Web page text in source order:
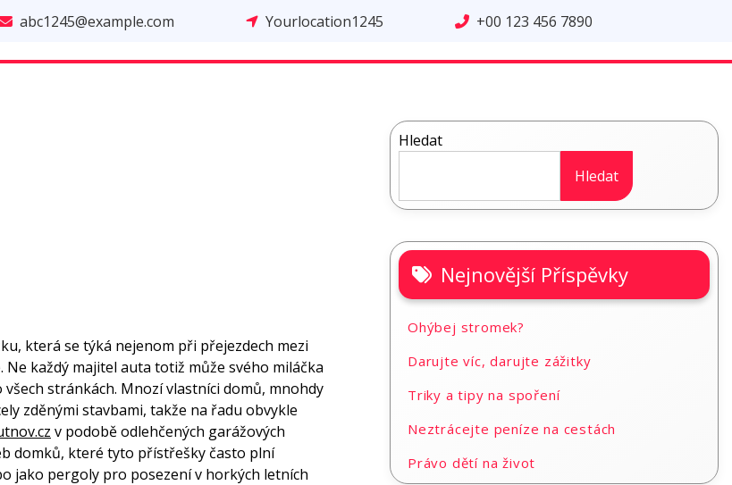
abc1245@example.com Yourlocation1245 +00 123 456 7890
která se týká nejenom při přejezdech mezi
každý majitel auta totiž může svého miláčka
stránkách. Mnozí vlastníci domů, mnohdy
zděnými stavbami, takže na řadu obvykle
v podobě odlehčených garážových
domků, které tyto přístřešky často plní
jako pergoly pro posezení v horkých letních
Hledat
Hledat
Nejnovější Příspěvky
Ohýbej stromek?
Darujte víc, darujte zážitky
Triky a tipy na spoření
Neztrácejte peníze na cestách
Právo dětí na život